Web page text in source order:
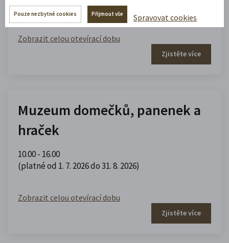
(platné od 1. 5. 2026 do 30. 9. 2026)
Zobrazit celou otevírací dobu
Zjistěte více
Muzeum domečků, panenek a
hraček
10.00 - 16.00
(platné od 1. 7. 2026 do 31. 8. 2026)
Zobrazit celou otevírací dobu
Zjistěte více
Pouze nezbytné cookies Přijmout vše Spravovat cookies